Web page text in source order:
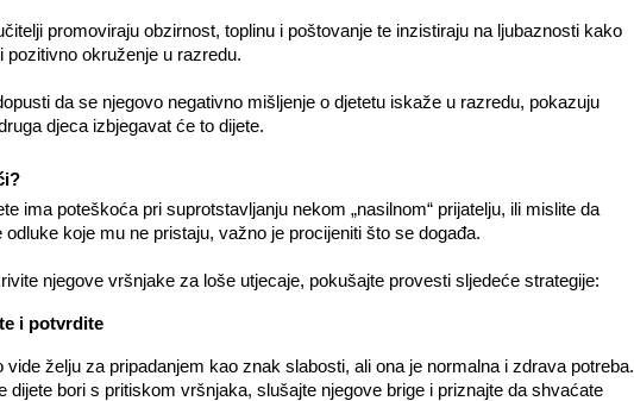
promoviraju obzirnost, toplinu i poštovanje te inzistiraju na ljubaznosti kako
pozitivno okruženje u razredu.
da se njegovo negativno mišljenje o djetetu iskaže u razredu, pokazuju
djeca izbjegavat će to dijete.
ima poteškoća pri suprotstavljanju nekom „nasilnom“ prijatelju, ili mislite da
odluke koje mu ne pristaju, važno je procijeniti što se događa.
njegove vršnjake za loše utjecaje, pokušajte provesti sljedeće strategije:
i potvrdite
vide želju za pripadanjem kao znak slabosti, ali ona je normalna i zdrava potreba.
dijete bori s pritiskom vršnjaka, slušajte njegove brige i priznajte da shvaćate